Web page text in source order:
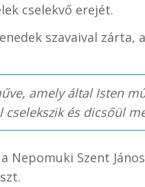
cselekvő erejét.
szavaival zárta,
amely által Isten
cselekszik és dicsőül
Nepomuki Szent